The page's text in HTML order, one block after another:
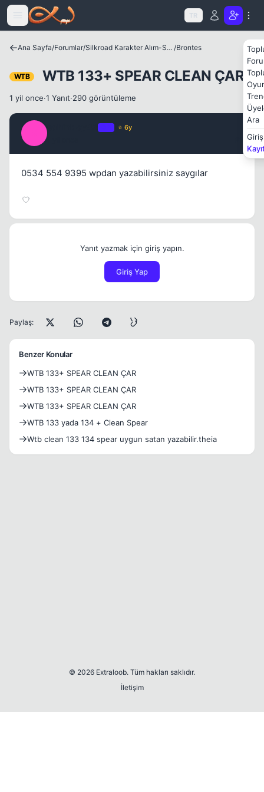
Icerige atla
TR
Ara
Giriş
Ana Sayfa/Forumlar/ Silkroad Karakter Alım-Satımları /Brontes
WTB WTB 133+ SPEAR CLEAN ÇAR
1 yil once·1 Yanıt·290 görüntüleme
⭐ 6y
0534 554 9395 wpdan yazabilirsiniz saygılar
Yanıt yazmak için giriş yapın.
Giriş Yap
Paylaş:
Benzer Konular
WTB 133+ SPEAR CLEAN ÇAR
WTB 133+ SPEAR CLEAN ÇAR
WTB 133+ SPEAR CLEAN ÇAR
WTB 133 yada 134 + Clean Spear
Wtb clean 133 134 spear uygun satan yazabilir.theia
© 2026 Extraloob. Tüm hakları saklıdır.
İletişim